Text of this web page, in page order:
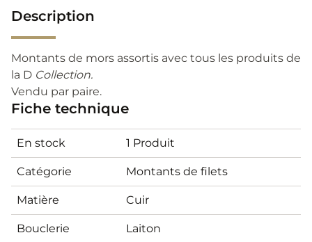
Description
Montants de mors assortis avec tous les produits de
la D Collection.
Vendu par paire.
Fiche technique
En stock 1 Produit
Catégorie Montants de filets
Matière Cuir
Bouclerie Laiton